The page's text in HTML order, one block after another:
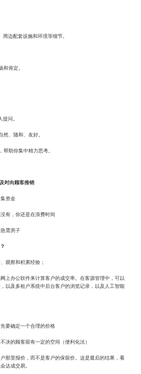
边配套设施和环境等细节。
肯定。
问。
、随和、友好。
助你集中精力思考。
时向顾客推销
资金
有，你还是在浪费时间
需房子
观察和积累经验；
上办公软件来计算客户的成交率。在客源管理中，可以
以及多租户系统中后台客户的浏览记录，以及人工智能
要确定一个合理的价格
决的顾客留有一定的空间（便利化法）
那里报价，而不是客户的保留价。这是最后的结果，看
达成交易。